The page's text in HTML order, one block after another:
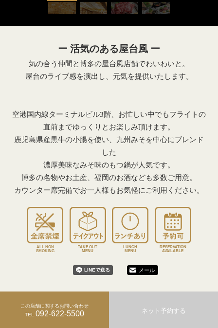
ー 活気のある屋台風 ー
気の合う仲間と博多の屋台風店舗でわいわいと。
屋台のライブ感を演出し、元気を提供いたします。
空港国内線ターミナルビル3階、お忙しい中でもフライトの
直前までゆっくりとお楽しみ頂けます。
鹿児島県産黒牛の小腸を使い、九州みそを中心にブレンド
した
濃厚美味なみそ味のもつ鍋が人気です。
博多の名物やお土産、福岡のお酒なども多数ご用意。
カウンター席完備でお一人様もお気軽にご利用ください。
ALL NON
SMOKING
TAKE OUT
MENU
LUNCH
MENU
RESERVATION
AVAILABLE
メール
この店舗に関するお問い合わせ
TEL 092-622-5500 ネット予約する